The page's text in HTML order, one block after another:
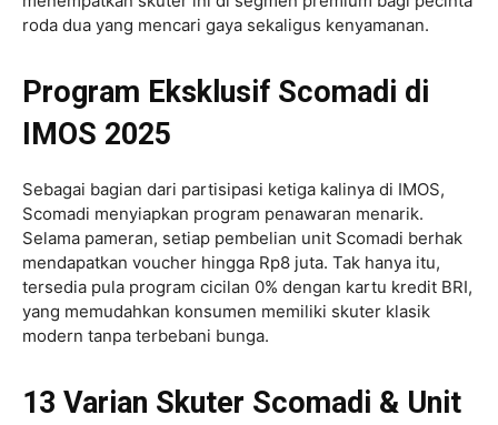
roda dua yang mencari gaya sekaligus kenyamanan.
Program Eksklusif Scomadi di
IMOS 2025
Sebagai bagian dari partisipasi ketiga kalinya di IMOS,
Scomadi menyiapkan program penawaran menarik.
Selama pameran, setiap pembelian unit Scomadi berhak
mendapatkan voucher hingga Rp8 juta. Tak hanya itu,
tersedia pula program cicilan 0% dengan kartu kredit BRI,
yang memudahkan konsumen memiliki skuter klasik
modern tanpa terbebani bunga.
13 Varian Skuter Scomadi & Unit